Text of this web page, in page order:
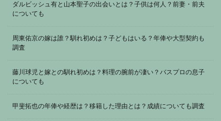
ダルビッシュ有と山本聖子の出会いとは？子供は何人？前妻・前夫
についても
周東佑京の嫁は誰？馴れ初めは？子どもはいる？年俸や大型契約も
調査
藤川球児と嫁との馴れ初めは？料理の腕前が凄い？バスプロの息子
についても
甲斐拓也の年俸や経歴は？移籍した理由とは？成績についても調査